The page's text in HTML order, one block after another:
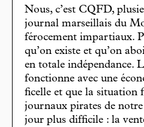
Nous, c’est CQFD,
journal marseillais du
férocement impartiaux.
qu’on existe et qu’on
en totale indépendance.
fonctionne avec une
ficelle et que la situation
journaux pirates de notre
jour plus difficile : la